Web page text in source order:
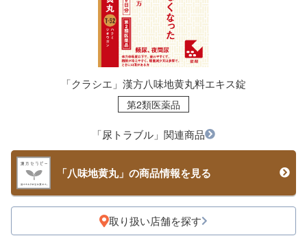
「クラシエ」漢方八味地黄丸料エキス錠
第2類医薬品
「尿トラブル」関連商品
「八味地黄丸」の商品情報を見る
取り扱い店舗を探す